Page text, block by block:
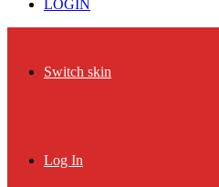
LOGIN
Switch skin
Log In